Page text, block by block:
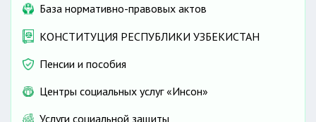
База нормативно-правовых актов
КОНСТИТУЦИЯ РЕСПУБЛИКИ УЗБЕКИСТАН
Пенсии и пособия
Центры социальных услуг «Инсон»
Услуги социальной защиты